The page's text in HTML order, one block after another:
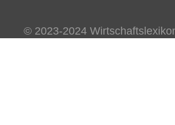
© 2023-2024